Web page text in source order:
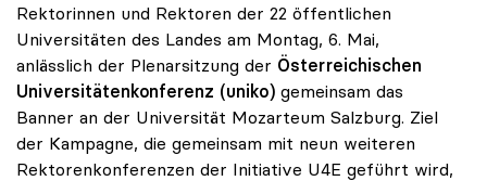
Rektorinnen und Rektoren der 22 öffentlichen
Universitäten des Landes am Montag, 6. Mai,
anlässlich der Plenarsitzung der Österreichischen
Universitätenkonferenz (uniko) gemeinsam das
Banner an der Universität Mozarteum Salzburg. Ziel
der Kampagne, die gemeinsam mit neun weiteren
Rektorenkonferenzen der Initiative U4E geführt wird,